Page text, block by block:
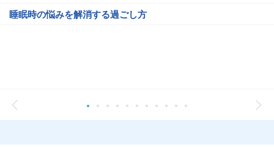
睡眠時の悩みを解消する過ごし方